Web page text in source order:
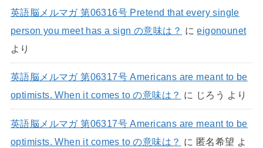
英語脳メルマガ 第06316号 Pretend that every single
person you meet has a sign の意味は？ にeigonounet
より
英語脳メルマガ 第06317号 Americans are meant to be
optimists. When it comes to の意味は？ に じろう より
英語脳メルマガ 第06317号 Americans are meant to be
optimists. When it comes to の意味は？ に 匿名希望 よ